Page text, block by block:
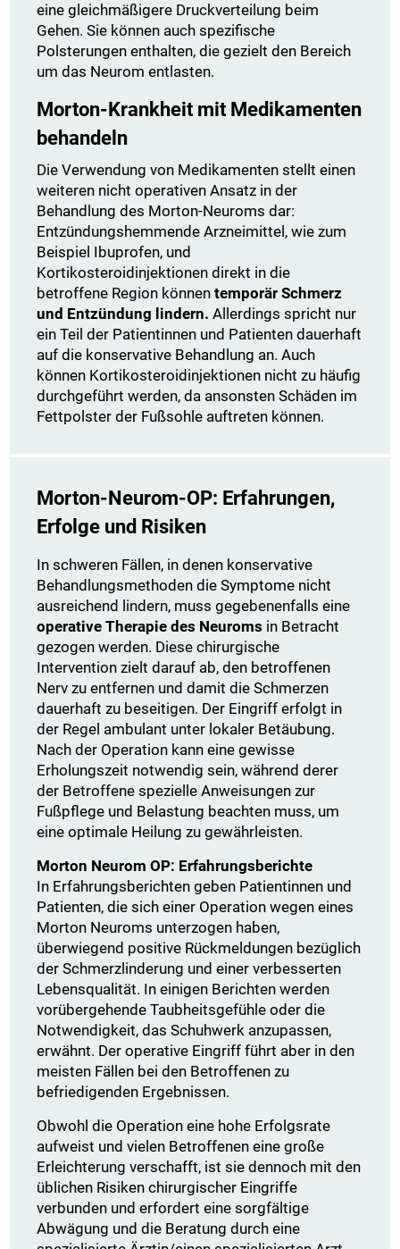
eine gleichmäßigere Druckverteilung beim
Gehen. Sie können auch spezifische
Polsterungen enthalten, die gezielt den Bereich
um das Neurom entlasten.
Morton-Krankheit mit Medikamenten
behandeln
Die Verwendung von Medikamenten stellt einen
weiteren nicht operativen Ansatz in der
Behandlung des Morton-Neuroms dar:
Entzündungshemmende Arzneimittel, wie zum
Beispiel Ibuprofen, und
Kortikosteroidinjektionen direkt in die
betroffene Region könnentemporär Schmerz
und Entzündung lindern. Allerdings spricht nur
ein Teil der Patientinnen und Patienten dauerhaft
auf die konservative Behandlung an. Auch
können Kortikosteroidinjektionen nicht zu häufig
durchgeführt werden, da ansonsten Schäden im
Fettpolster der Fußsohle auftreten können.
Morton-Neurom-OP: Erfahrungen,
Erfolge und Risiken
In schweren Fällen, in denen konservative
Behandlungsmethoden die Symptome nicht
ausreichend lindern, muss gegebenenfalls eine
operative Therapie des Neuroms in Betracht
gezogen werden. Diese chirurgische
Intervention zielt darauf ab, den betroffenen
Nerv zu entfernen und damit die Schmerzen
dauerhaft zu beseitigen. Der Eingriff erfolgt in
der Regel ambulant unter lokaler Betäubung.
Nach der Operation kann eine gewisse
Erholungszeit notwendig sein, während derer
der Betroffene spezielle Anweisungen zur
Fußpflege und Belastung beachten muss, um
eine optimale Heilung zu gewährleisten.
Morton Neurom OP: Erfahrungsberichte
In Erfahrungsberichten geben Patientinnen und
Patienten, die sich einer Operation wegen eines
Morton Neuroms unterzogen haben,
überwiegend positive Rückmeldungen bezüglich
der Schmerzlinderung und einer verbesserten
Lebensqualität. In einigen Berichten werden
vorübergehende Taubheitsgefühle oder die
Notwendigkeit, das Schuhwerk anzupassen,
erwähnt. Der operative Eingriff führt aber in den
meisten Fällen bei den Betroffenen zu
befriedigenden Ergebnissen.
Obwohl die Operation eine hohe Erfolgsrate
aufweist und vielen Betroffenen eine große
Erleichterung verschafft, ist sie dennoch mit den
üblichen Risiken chirurgischer Eingriffe
verbunden und erfordert eine sorgfältige
Abwägung und die Beratung durch eine